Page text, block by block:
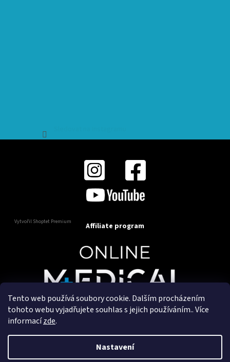
Tento web používá soubory cookie. Dalším procházením
tohoto webu vyjadřujete souhlas s jejich používáním.. Více
informacízde.
Nastavení
Vytvořil Shoptet Premium Affiliate program
Copyright 2025OnlineMedical.cz. Všechna práva
Vytvořil a marketingově zajišťuje